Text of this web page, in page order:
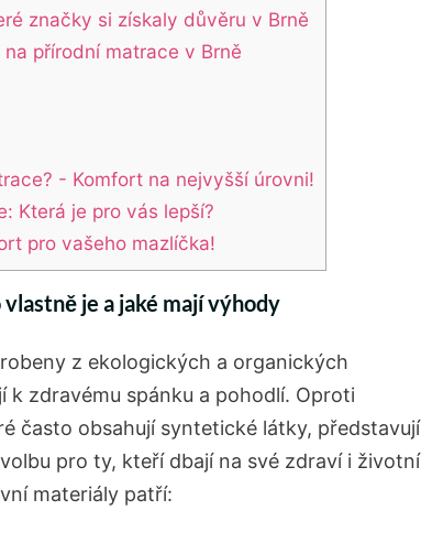
značky si získaly důvěru v Brně
přírodní matrace v Brně
- Komfort na nejvyšší úrovni!
Která je pro vás lepší?
pro vašeho mazlíčka!
je a jaké mají výhody
z ekologických a organických
k zdravému spánku a pohodlí. Oproti
často obsahují syntetické látky, představují
pro ty, kteří dbají na své zdraví i životní
materiály patří: